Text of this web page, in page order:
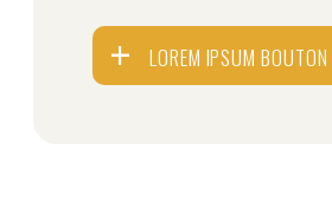
LOREM IPSUM BOUTON